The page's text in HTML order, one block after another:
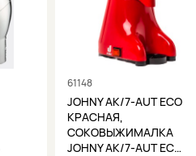
61148
JOHNY AK/7-AUT ECO
КРАСНАЯ,
СОКОВЫЖИМАЛКА
JOHNY AK/7-AUT EC…